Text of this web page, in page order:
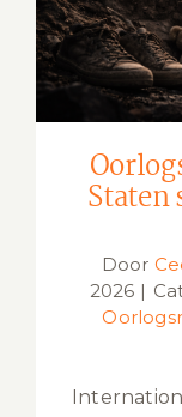
Staten
Door
2026 |